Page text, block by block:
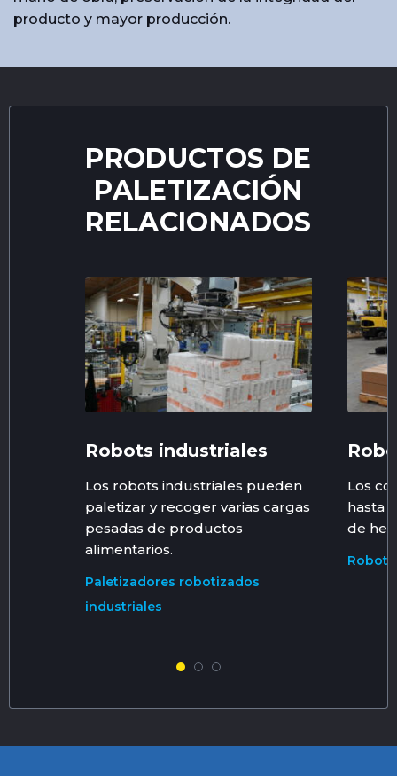
producto y mayor producción.
PRODUCTOS DE
PALETIZACIÓN
RELACIONADOS
Robots industriales
Los robots industriales pueden
paletizar y recoger varias cargas
pesadas de productos
alimentarios.
Paletizadores robotizados
industriales
Los
hasta
de